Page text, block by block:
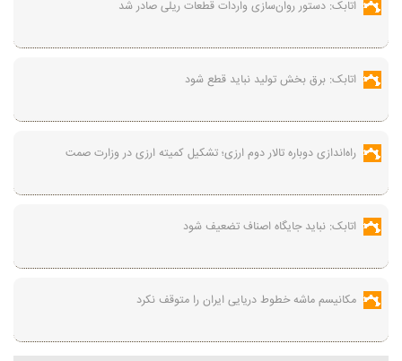
اتابک: دستور روان‌سازی واردات قطعات ریلی صادر شد
اتابک: برق بخش تولید نباید قطع شود
راه‌اندازی دوباره تالار دوم ارزی؛ تشکیل کمیته ارزی در وزارت صمت
اتابک: نباید جایگاه اصناف تضعیف شود
مکانیسم ماشه خطوط دریایی ایران را متوقف نکرد